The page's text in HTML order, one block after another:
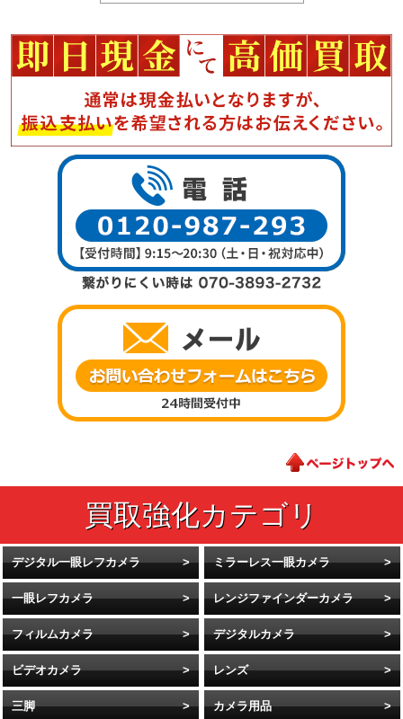
デジタル一眼レフカメラ ミラーレス一眼カメラ
一眼レフカメラ レンジファインダーカメラ
フィルムカメラ デジタルカメラ
ビデオカメラ レンズ
三脚 カメラ用品